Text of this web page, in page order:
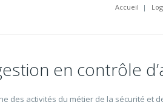
Accueil |
en contrôle
des activités du métier de la sécurité